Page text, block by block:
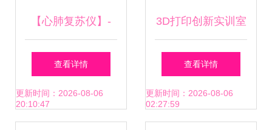
【心肺复苏仪】-
查看详情
更新时间：2026-08-06
20:10:47
3D打印创新实训室
重塑医药教学器材
的未来
查看详情
更新时间：2026-08-06
02:27:59